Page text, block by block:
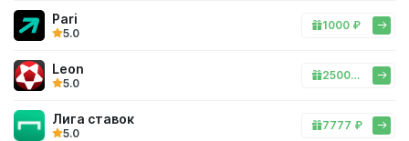
Pari
5.0
1000 ₽
Leon
5.0
25000 ₽
Лига ставок
5.0
7777 ₽